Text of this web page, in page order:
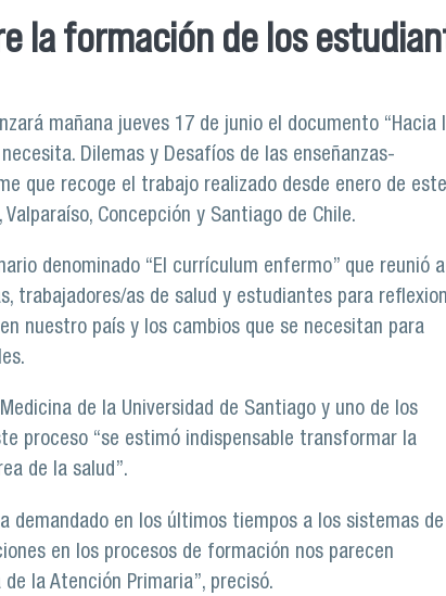
la formación de los
mañana jueves 17 de junio el documento “Hacia
Dilemas y Desafíos de las enseñanzas-
que recoge el trabajo realizado desde enero de este
Concepción y Santiago de Chile.
denominado “El currículum enfermo” que reunió a
trabajadores/as de salud y estudiantes para
nuestro país y los cambios que se necesitan para
de la Universidad de Santiago y uno de los
proceso “se estimó indispensable transformar la
de la salud”.
demandado en los últimos tiempos a los sistemas de
en los procesos de formación nos parecen
la Atención Primaria”, precisó.